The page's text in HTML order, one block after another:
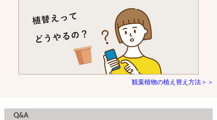
観葉植物の植え替え方法＞＞
Q&A